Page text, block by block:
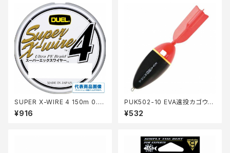
SUPER X-WIRE 4 150m 0.6
号 S シルバー【継続セール_仕
掛】
¥916
PUK502-10 EVA遠投カゴウキ
10号
¥532